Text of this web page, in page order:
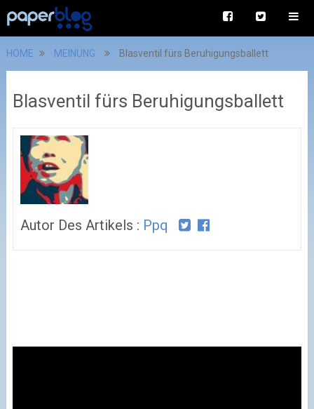
HOME MEINUNG Blasventil fürs Beruhigungsballett
Blasventil fürs Beruhigungsballett
Autor Des Artikels : Ppq